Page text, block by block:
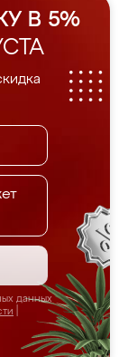
В 5%
данных